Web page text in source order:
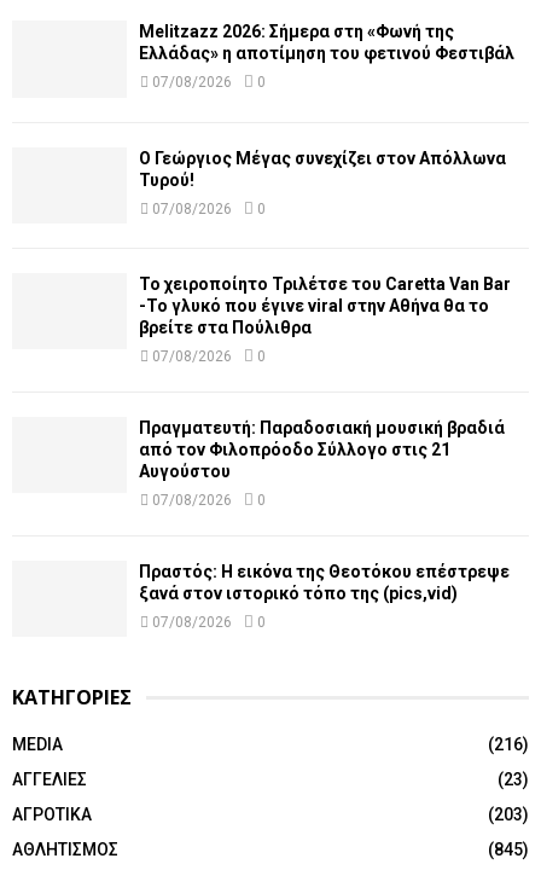
Melitzazz 2026: Σήμερα στη «Φωνή της
Ελλάδας» η αποτίμηση του φετινού Φεστιβάλ
07/08/2026 0
Ο Γεώργιος Μέγας συνεχίζει στον Απόλλωνα
Τυρού!
07/08/2026 0
Το χειροποίητο Τριλέτσε του Caretta Van Bar
-Το γλυκό που έγινε viral στην Αθήνα θα το
βρείτε στα Πούλιθρα
07/08/2026 0
Πραγματευτή: Παραδοσιακή μουσική βραδιά
από τον Φιλοπρόοδο Σύλλογο στις 21
Αυγούστου
07/08/2026 0
Πραστός: Η εικόνα της Θεοτόκου επέστρεψε
ξανά στον ιστορικό τόπο της (pics,vid)
07/08/2026 0
ΚΑΤΗΓΟΡΙΕΣ
MEDIA
(216)
ΑΓΓΕΛΙΕΣ
(23)
ΑΓΡΟΤΙΚΑ
(203)
ΑΘΛΗΤΙΣΜΟΣ
(845)